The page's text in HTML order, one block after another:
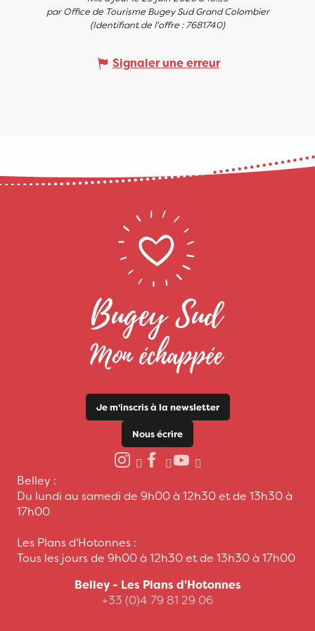
par Office de Tourisme Bugey Sud Grand Colombier
(Identifiant de l'offre :7681740)
Signaler une erreur
Je m'inscris à la newsletter
Nous écrire
Belley :
Du lundi au samedi de 9h00 à 12h30 et de 13h30 à
17h00
Les Plans d'Hotonnes :
Tous les jours de 9h00 à 12h30 et de 13h30 à 17h00
Belley - Les Plans d'Hotonnes
+33 (0)4 79 81 29 06